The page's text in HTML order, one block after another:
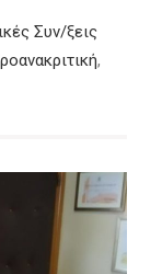
Συν/ξεις
,